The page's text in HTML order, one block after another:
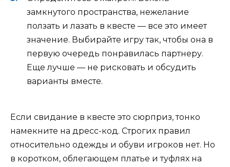
замкнутого пространства, нежелание
ползать и лазать в квесте — все это имеет
значение. Выбирайте игру так, чтобы она в
первую очередь понравилась партнеру.
Еще лучше — не рисковать и обсудить
варианты вместе.
Если свидание в квесте это сюрприз, тонко
намекните на дресс-код. Строгих правил
относительно одежды и обуви игроков нет. Но
в коротком, облегающем платье и туфлях на